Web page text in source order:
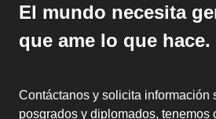
El mundo necesita
que ame lo que hace.
Contáctanos y solicita información
posgrados y diplomados, tenemos